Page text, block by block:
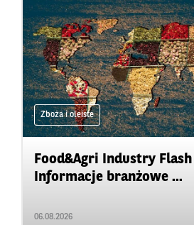
Zboża i oleiste
Food&Agri Industry Flash
Informacje branżowe ...
06.08.2026